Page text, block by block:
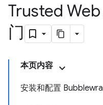
Trusted
门
本页内容
安装和配置